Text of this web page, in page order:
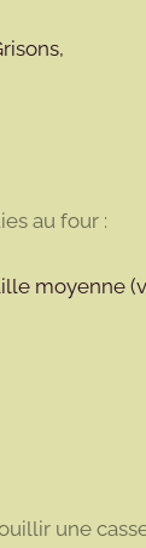
au four :
moyenne
une